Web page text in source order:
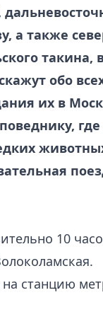
а также
обо
их в
10
на станцию